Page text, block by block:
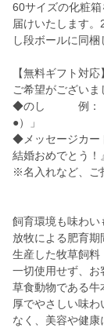
60サイズの化粧
届けいたします
し段ボールに同梱
【無料ギフト対応】
ご希望がございま
◆のし 例：「の
●）」
◆メッセージカ
結婚おめでとう！
※名入れなど、ご
飼育環境も味わい
放牧による肥育
生産した牧草飼料
一切使用せず、お
草食動物である牛
厚でやさしい味
なく、美容や健康